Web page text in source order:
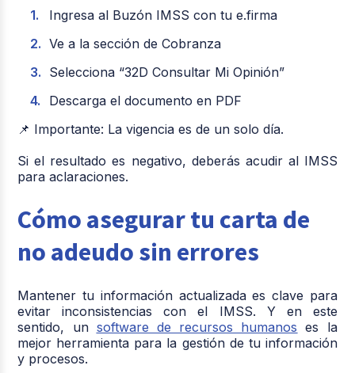
Ingresa al Buzón IMSS con tu e.firma
Ve a la sección de Cobranza
Selecciona “32D Consultar Mi Opinión”
Descarga el documento en PDF
📌 Importante: La vigencia es de un solo día.
Si el resultado es negativo, deberás acudir al IMSS
para aclaraciones.
Cómo asegurar tu carta de
no adeudo sin errores
Mantener tu información actualizada es clave para
evitar inconsistencias con el IMSS. Y en este
sentido, un software de recursos humanos es la
mejor herramienta para la gestión de tu información
y procesos.